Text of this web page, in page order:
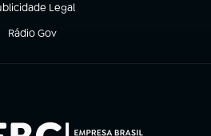
Legal
em nova aba)
Rádio Gov
(abre em nova aba)